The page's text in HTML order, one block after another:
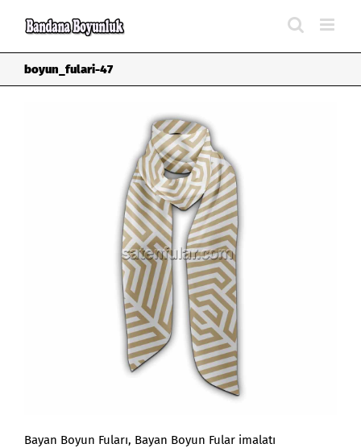
boyun_fulari-47
Bayan Boyun Fuları, Bayan Boyun Fular imalatı